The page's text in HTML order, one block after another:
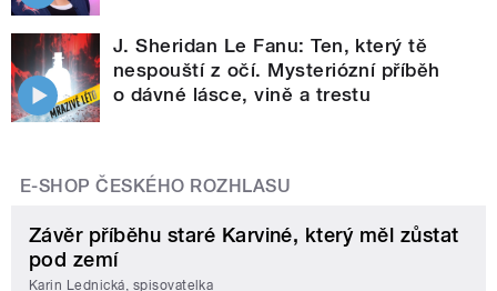
J. Sheridan Le Fanu: Ten, který tě
nespouští z očí. Mysteriózní příběh
o dávné lásce, vině a trestu
E-SHOP ČESKÉHO ROZHLASU
Závěr příběhu staré Karviné, který měl zůstat
pod zemí
Karin Lednická, spisovatelka